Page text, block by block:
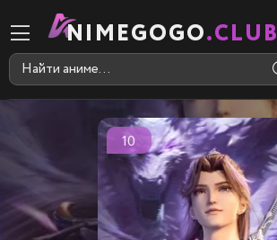
NIMEGOGO.CLUB
10